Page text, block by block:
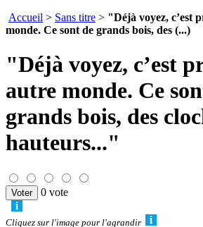
Accueil > Sans titre > "Déjà voyez, c’est
monde. Ce sont de grands bois, des (...)
"Déjà voyez, c’est
autre monde. Ce
grands bois, des
hauteurs..."
0 vote
Cliquez sur l'image pour l'agrandir